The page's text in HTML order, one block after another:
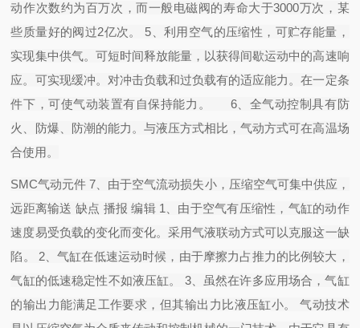
动作次数约为百万次，而一般电磁阀的寿命大于3000万次，某
些质量好的阀过2亿次。 5、利用空气的压缩性，可贮存能量，
实现集中供气。可短时间释放能量，以获得间歇运动中的高速响
应。可实现缓冲。对冲击负载和过负载有的适应能力。在一定条
件下，可使气动装置有自保持能力。 6、全气动控制具有防
火、防爆、防潮的能力。与液压方式相比，气动方式可在高温场
合使用。
SMC气动元件 7、由于空气流动损失小，压缩空气可集中供应，
远距离输送 缺点 播报 编辑 1、由于空气有压缩性，气缸的动作
速度易受负载的变化而变化。采用气液联动方式可以克服这一缺
陷。 2、气缸在低速运动时候，由于摩擦力占推力的比例较大，
气缸的低速稳定性不如液压缸。 3、虽然在许多应用场合，气缸
的输出力能满足工作要求，但其输出力比液压缸小。 气动技术